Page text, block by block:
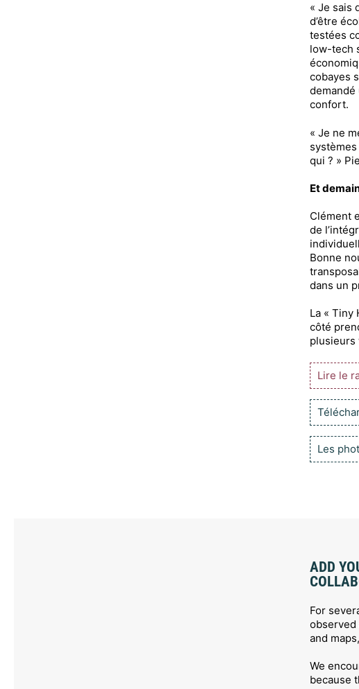
« Je sais
d’être
testées
low-tech
cobayes
demandé
confort.
« Je ne
systèmes
qui ? »
Et
Clément
de
Bonne
dans un
La « Tiny
côté
plusieurs
Lire le
Les
ADD
For
observed
and
We
because